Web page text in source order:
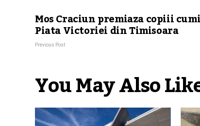
Mos Craciun premiaza copiii
Piata Victoriei din Timisoara
Previous Post
You May Also